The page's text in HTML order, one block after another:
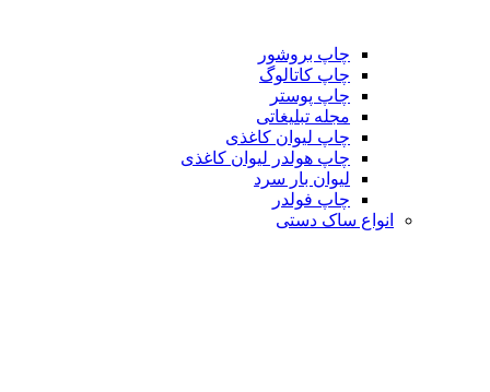
چاپ بروشور
چاپ کاتالوگ
چاپ پوستر
مجله تبلیغاتی
چاپ لیوان کاغذی
چاپ هولدر لیوان کاغذی
لیوان بار سرد
چاپ فولدر
انواع ساک دستی